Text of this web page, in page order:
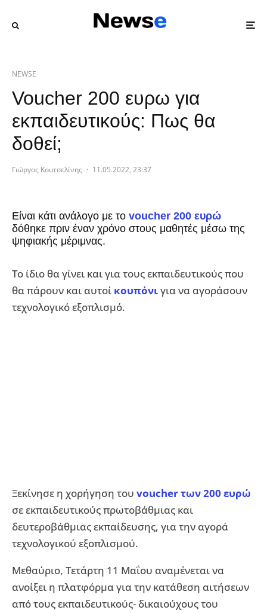
NEWSE
Voucher 200 ευρω για
εκπαιδευτικούς: Πως θα
δοθεί;
Γιώργος Κουτσελίνης · 11.05.2022, 23:37
Είναι κάτι ανάλογο με το voucher 200 ευρώ
δόθηκε πριν έναν χρόνο στους μαθητές μέσω της
ψηφιακής μέριμνας.
Το ίδιο θα γίνει και για τους εκπαιδευτικούς που
θα πάρουν και αυτοί κουπόνιγια να αγοράσουν
τεχνολογικό εξοπλισμό.
Ξεκίνησε η χορήγηση του voucher των 200 ευρώ
σε εκπαιδευτικούς πρωτοβάθμιας και
δευτεροβάθμιας εκπαίδευσης, για την αγορά
τεχνολογικού εξοπλισμού.
Μεθαύριο, Τετάρτη 11 Μαΐου αναμένεται να
ανοίξει η πλατφόρμα για την κατάθεση αιτήσεων
από τους εκπαιδευτικούς- δικαιούχους του